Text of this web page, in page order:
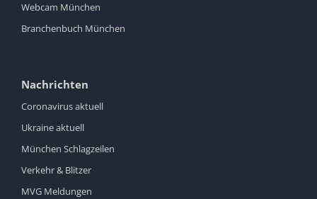
Webcam München
Branchenbuch München
Nachrichten
Coronavirus aktuell
Ukraine aktuell
München Schlagzeilen
Verkehr & Blitzer
MVG Meldungen